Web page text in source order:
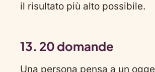
il risultato più alto possibile.
13. 20 domande
Una persona pensa a un